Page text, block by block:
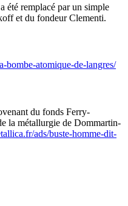
été remplacé par un simple
et du fondeur Clementi.
bombe-atomique-de-langres/
du fonds Ferry-
la métallurgie de Dommartin-
ads/buste-homme-dit-